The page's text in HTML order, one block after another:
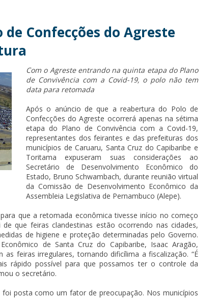
Confecções do Agreste
Com o Agreste entrando na quinta etapa do Plano
de Convivência com a Covid-19, o polo não tem
data para retomada
Após o anúncio de que a reabertura do Polo de
Confecções do Agreste ocorrerá apenas na sétima
etapa do Plano de Convivência com a Covid-19,
representantes dos feirantes e das prefeituras dos
municípios de Caruaru, Santa Cruz do Capibaribe e
Toritama expuseram suas considerações ao
Secretário de Desenvolvimento Econômico do
Estado, Bruno Schwambach, durante reunião virtual
da Comissão de Desenvolvimento Econômico da
Assembleia Legislativa de Pernambuco (Alepe).
que a retomada econômica tivesse início no começo
que feiras clandestinas estão ocorrendo nas cidades,
de higiene e proteção determinadas pelo Governo.
de Santa Cruz do Capibaribe, Isaac Aragão,
feiras irregulares, tornando dificílima a fiscalização. “É
rápido possível para que possamos ter o controle da
o secretário.
posta como um fator de preocupação. Nos municípios